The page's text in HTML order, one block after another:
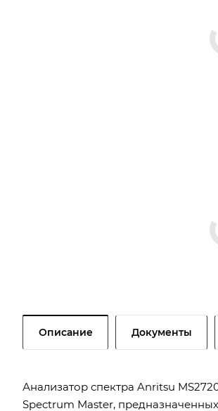
Описание Документы
Анализатор спектра Anritsu
Spectrum Master,